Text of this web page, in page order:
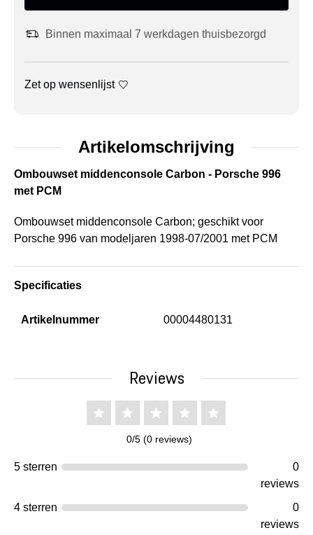
Binnen maximaal 7 werkdagen thuisbezorgd
Zet op wensenlijst
Artikelomschrijving
Ombouwset middenconsole Carbon - Porsche 996
met PCM
Ombouwset middenconsole Carbon; geschikt voor
Porsche 996 van modeljaren 1998-07/2001 met PCM
Specificaties
Artikelnummer 00004480131
Reviews
0/5 (0 reviews)
5 sterren
0
reviews
4 sterren
0
reviews